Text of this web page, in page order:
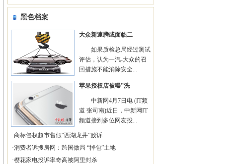
黑色档案
大众新速腾或面临二
如果质检总局经过测试
评估，认为一汽-大众的召
回措施不能消除安全...
苹果授权店被曝”洗
中新网4月7日电 (IT频
道 张司南)近日，中新网IT
频道接到多位网友投...
·商标侵权超市售假“西湖龙井”败诉
·消费者诉搜房网：跨国做局 “掉包”土地
·樱花家电投诉率奇高被阿里封杀